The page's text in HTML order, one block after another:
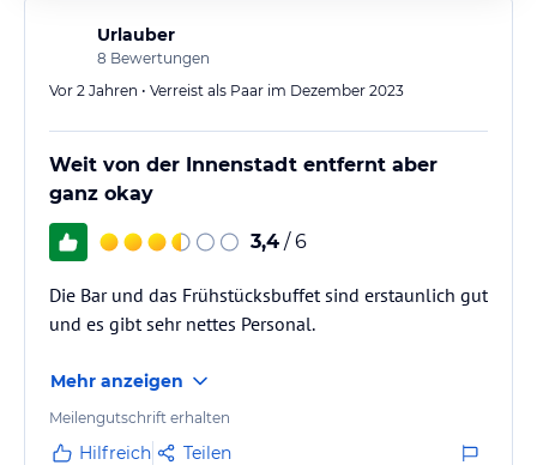
Urlauber
8 Bewertungen
Vor 2 Jahren • Verreist als Paar im Dezember 2023
Weit von der Innenstadt entfernt aber
ganz okay
3,4 / 6
Die Bar und das Frühstücksbuffet sind erstaunlich gut
und es gibt sehr nettes Personal.
Mehr anzeigen
Meilengutschrift erhalten
Hilfreich Teilen